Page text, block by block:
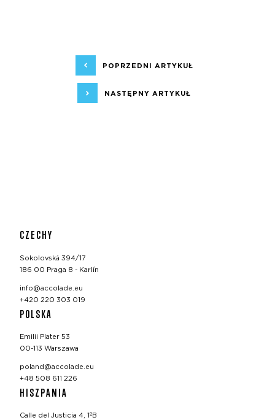
POPRZEDNI ARTYKUŁ
NASTĘPNY ARTYKUŁ
CZECHY
Sokolovská 394/17
186 00 Praga 8 - Karlín
info@accolade.eu
+420 220 303 019
POLSKA
Emilii Plater 53
00-113 Warszawa
poland@accolade.eu
+48 508 611 226
HISZPANIA
Calle del Justicia 4, 1ºB